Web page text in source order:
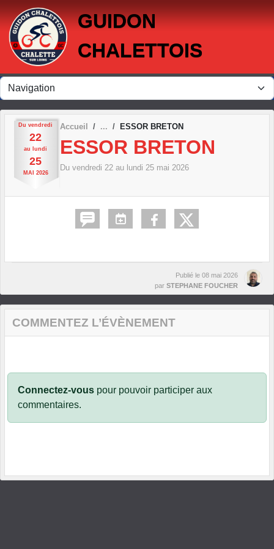
GUIDON
CHALETTOIS
Du vendredi
22
au lundi
25
MAI 2026
Accueil ESSOR BRETON
ESSOR BRETON
Du vendredi 22 au lundi 25 mai 2026
Publié le 08 mai 2026
par STEPHANE FOUCHER
COMMENTEZ L’ÉVÈNEMENT
Connectez-vous pour pouvoir participer aux
commentaires.
Panneau de gestion des cookies